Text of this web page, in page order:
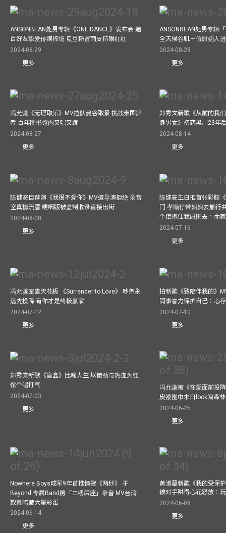
ANSONBEAN处男专辑《ONE DANCE》发布会 逾
百好友挚爱传媒捧场 见豆粉冒雨支持眼红红
2024-08-29
更多
ANSONBEAN处男专辑
全天候谷肌＋仿原始人
2024-08-28
更多
冯允谦《无理取乐》MV拉队曼谷取景 挑战泰国舞
者 百年图书馆内又唱又跳
2024-08-27
更多
郑秀文新歌《从前的我
身男女》初恋黑川23年
2024-08-14
更多
陈健安自荐演《我很不爱你》MV遭导演拒绝 录音
室真情流露 哽咽版被监制收录直接出街
2024-08-08
更多
陈健安生日推首张彩胶
门 孝顺仔带妈妈去旅行
个佢抱住我周围去，而
2024-07-16
更多
冯允谦宠妻天花板 《Surrender to Love》 吵架永
远先投降 有你才是终极赢家
2024-07-12
更多
拍新歌《致陪伴我的》
同事奋力保护自己：心
2024-07-10
更多
郑秀文新歌《盲盒》比喻人生 以傻劲与热血为红
馆个唱打气
2024-07-03
更多
冯允谦被《在爱面前投
皮褛围巾末日look闯森
2024-06-25
更多
Nowhere Boys成军9年首推情歌《两秒》 于
Beyond 专属Band房「二楼后座」录音 MV台湾
取景暗藏大量彩蛋
2024-06-14
更多
黄淑蔓新歌《我的受保
被对手哄得心花怒放：
2024-06-08
更多